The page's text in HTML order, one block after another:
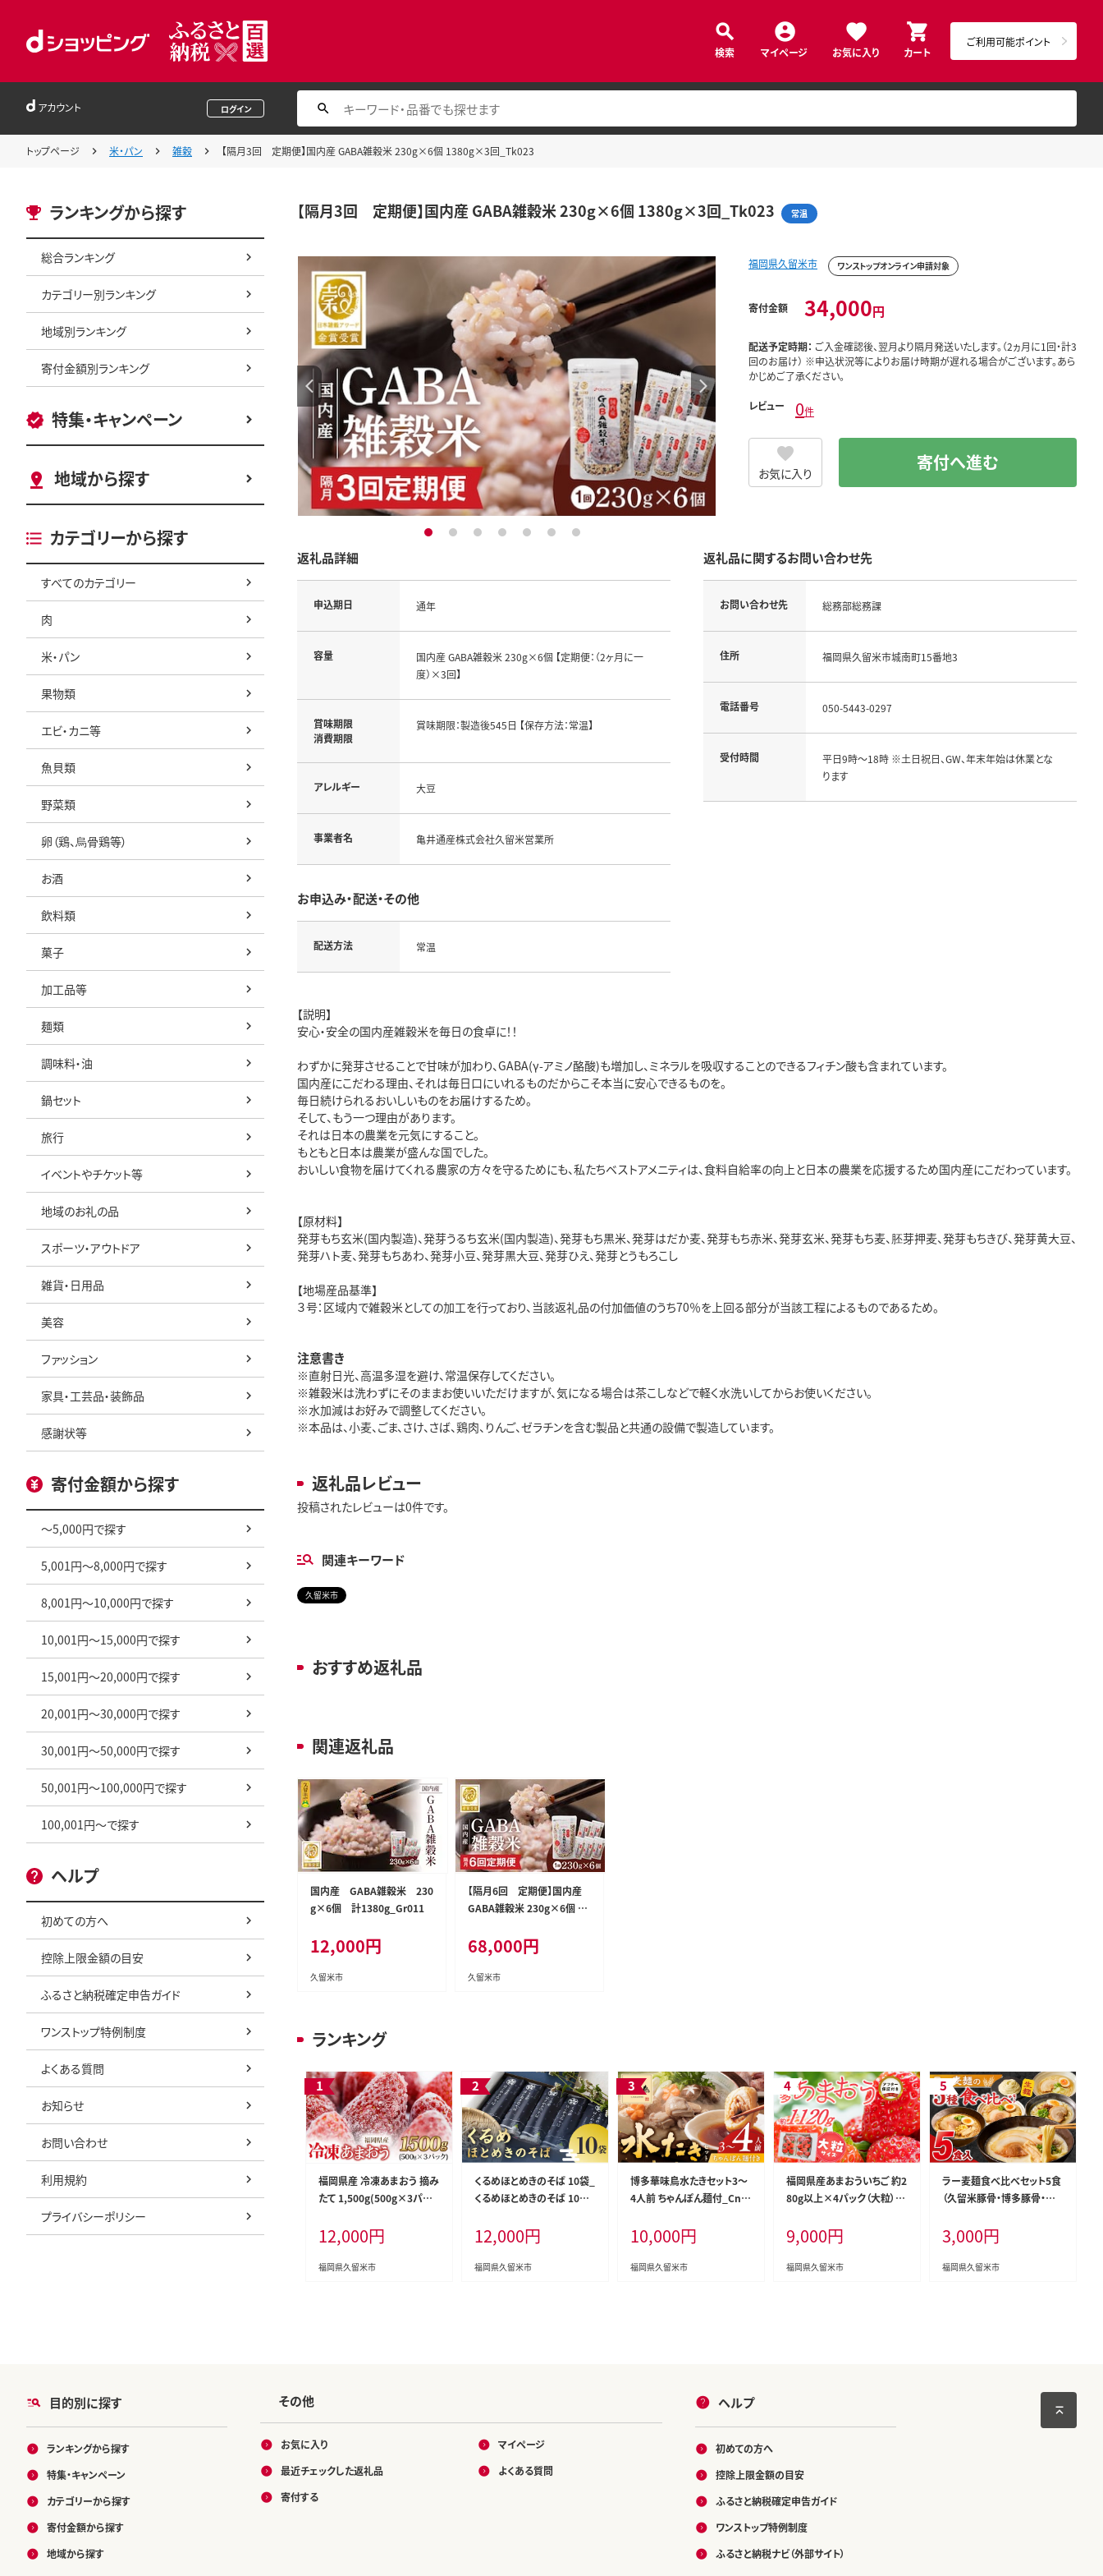
検索 マイページ お気に入り カート
ご利用可能ポイント
アカウント ログイン
トップページ 米・パン 雑穀 【隔月3回 定期便】国内産 GABA雑穀米 230g×6個 1380g×3回_Tk023
ランキングから探す
総合ランキング
カテゴリー別ランキング
地域別ランキング
寄付金額別ランキング
特集・キャンペーン
地域から探す
カテゴリーから探す
すべてのカテゴリー
肉
米・パン
果物類
エビ・カニ等
魚貝類
野菜類
卵（鶏、烏骨鶏等）
お酒
飲料類
菓子
加工品等
麺類
調味料・油
鍋セット
旅行
イベントやチケット等
地域のお礼の品
スポーツ・アウトドア
雑貨・日用品
美容
ファッション
家具・工芸品・装飾品
感謝状等
寄付金額から探す
～5,000円で探す
5,001円～8,000円で探す
8,001円～10,000円で探す
10,001円～15,000円で探す
15,001円～20,000円で探す
20,001円～30,000円で探す
30,001円～50,000円で探す
50,001円～100,000円で探す
100,001円～で探す
ヘルプ
初めての方へ
控除上限金額の目安
ふるさと納税確定申告ガイド
ワンストップ特例制度
よくある質問
お知らせ
お問い合わせ
利用規約
プライバシーポリシー
【隔月3回 定期便】国内産 GABA雑穀米 230g×6個 1380g×3回_Tk023 常温
1 2 3 4 5 6 7
福岡県久留米市 ワンストップオンライン申請対象
寄付金額 34,000円
配送予定時期： ご入金確認後、翌月より隔月発送いたします。（2ヵ月に1回・計3
回のお届け） ※申込状況等によりお届け時期が遅れる場合がございます。あら
かじめご了承ください。
レビュー 0件
お気に入り 寄付へ進む
返礼品詳細
申込期日 通年
容量
国内産 GABA雑穀米 230g×6個 【定期便：（2ヶ月に一
度）×3回】
賞味期限
消費期限
賞味期限：製造後545日 【保存方法：常温】
アレルギー 大豆
事業者名 亀井通産株式会社久留米営業所
お申込み・配送・その他
配送方法 常温
返礼品に関するお問い合わせ先
お問い合わせ先 総務部総務課
住所 福岡県久留米市城南町15番地3
電話番号 050-5443-0297
受付時間
平日9時～18時 ※土日祝日、GW、年末年始は休業とな
ります
【説明】
安心・安全の国内産雑穀米を毎日の食卓に！！
わずかに発芽させることで甘味が加わり、GABA(γ-アミノ酪酸)も増加し、ミネラルを吸収することのできるフィチン酸も含まれています。
国内産にこだわる理由、それは毎日口にいれるものだからこそ本当に安心できるものを。
毎日続けられるおいしいものをお届けするため。
そして、もう一つ理由があります。
それは日本の農業を元気にすること。
もともと日本は農業が盛んな国でした。
おいしい食物を届けてくれる農家の方々を守るためにも、私たちベストアメニティは、食料自給率の向上と日本の農業を応援するため国内産にこだわっています。
【原材料】
発芽もち玄米(国内製造)、発芽うるち玄米(国内製造)、発芽もち黒米、発芽はだか麦、発芽もち赤米、発芽玄米、発芽もち麦、胚芽押麦、発芽もちきび、発芽黄大豆、
発芽ハト麦、発芽もちあわ、発芽小豆、発芽黒大豆、発芽ひえ、発芽とうもろこし
【地場産品基準】
３号：区域内で雑穀米としての加工を行っており、当該返礼品の付加価値のうち70％を上回る部分が当該工程によるものであるため。
注意書き
※直射日光、高温多湿を避け、常温保存してください。
※雑穀米は洗わずにそのままお使いいただけますが、気になる場合は茶こしなどで軽く水洗いしてからお使いください。
※水加減はお好みで調整してください。
※本品は、小麦、ごま、さけ、さば、鶏肉、りんご、ゼラチンを含む製品と共通の設備で製造しています。
返礼品レビュー
投稿されたレビューは0件です。
関連キーワード
久留米市
おすすめ返礼品
関連返礼品
国内産 GABA雑穀米 230
g×6個 計1380g_Gr011
12,000円
久留米市
【隔月6回 定期便】国内産
GABA雑穀米 230g×6個 13
68,000円
久留米市
ランキング
福岡県産 冷凍あまおう 摘み
たて 1,500g(500g×3パッ
12,000円
福岡県久留米市
くるめほとめきのそば 10袋_
くるめほとめきのそば 10袋_
12,000円
福岡県久留米市
博多華味鳥水たきセット3～
4人前 ちゃんぽん麺付_Cn0
10,000円
福岡県久留米市
福岡県産あまおういちご 約2
80g以上×4パック（大粒）【3
9,000円
福岡県久留米市
ラー麦麺食べ比べセット5食
（久留米豚骨・博多豚骨・味
3,000円
福岡県久留米市
目的別に探す
ランキングから探す
特集・キャンペーン
カテゴリーから探す
寄付金額から探す
地域から探す
その他
お気に入り
最近チェックした返礼品
寄付する
マイページ
よくある質問
ヘルプ
初めての方へ
控除上限金額の目安
ふるさと納税確定申告ガイド
ワンストップ特例制度
ふるさと納税ナビ（外部サイト）